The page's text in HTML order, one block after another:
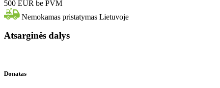
500 EUR be PVM
Nemokamas pristatymas Lietuvoje
Atsarginės dalys
Donatas